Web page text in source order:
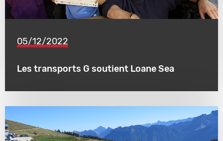
05/12/2022
Les transports G soutient Loane Sea